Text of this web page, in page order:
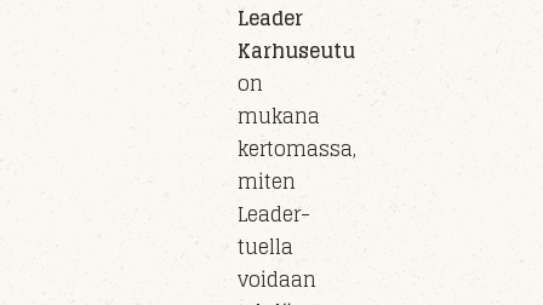
Leader
Karhuseutu
on
mukana
kertomassa,
miten
Leader-
tuella
voidaan